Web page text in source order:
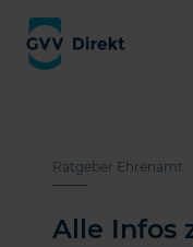
Ratgeber Ehrenamt
Alle Infos